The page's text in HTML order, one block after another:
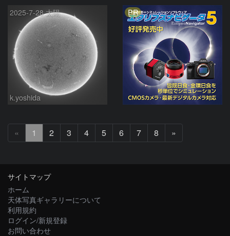
2025-7-28 太陽
k.yoshida
PR
« 1 2 3 4 5 6 7 8 »
へ
サイトマップ
ホーム
天体写真ギャラリーについて
利用規約
ログイン/新規登録
お問い合わせ